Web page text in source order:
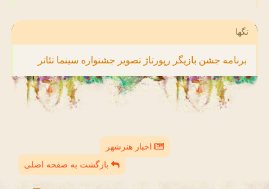
تگها
برنامه جشن بازیگر رپورتاژ تصویر جشنواره سینما تئاتر
اخبار هنرشهر
بازگشت به صفحه اصلی